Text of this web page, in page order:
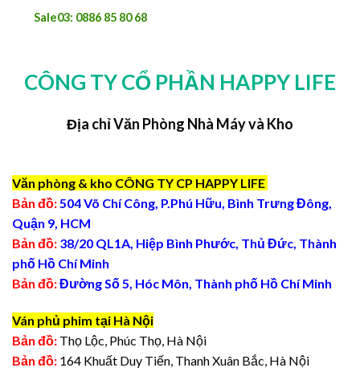
Sale03: 0886 85 80 68
CÔNG TY CỔ PHẦN HAPPY LIFE
Địa chỉ Văn Phòng Nhà Máy và Kho
Văn phòng & kho CÔNG TY CP HAPPY LIFE
Bản đồ:504 Võ Chí Công, P.Phú Hữu, Bình Trưng Đông,
Quận 9, HCM
Bản đồ: 38/20 QL1A, Hiệp Bình Phước, Thủ Đức, Thành
phố Hồ Chí Minh
Bản đồ:Đường Số 5, Hóc Môn, Thành phố Hồ Chí Minh
Ván phủ phim tại Hà Nội
Bản đồ: Thọ Lộc, Phúc Thọ, Hà Nội
Bản đồ: 164 Khuất Duy Tiến, Thanh Xuân Bắc, Hà Nội